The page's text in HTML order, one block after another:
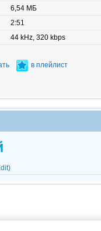
6,54 МБ
2:51
44 kHz, 320 kbps
в плейлист